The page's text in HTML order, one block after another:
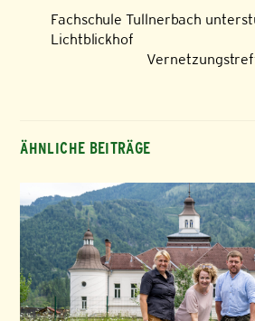
Fachschule Tullnerbach
Lichtblickhof
ÄHNLICHE BEITRÄGE